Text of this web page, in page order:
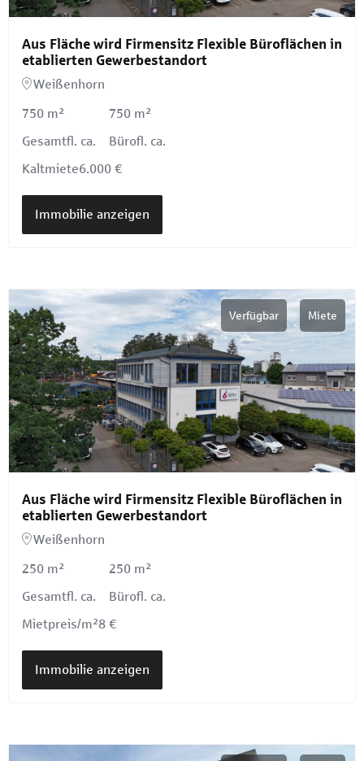
Aus Fläche wird Firmensitz Flexible Büroflächen in
etablierten Gewerbestandort
Weißenhorn
750 m²
Gesamtfl. ca.
750 m²
Bürofl. ca.
Kaltmiete6.000 €
Immobilie anzeigen
Verfügbar Miete
Aus Fläche wird Firmensitz Flexible Büroflächen in
etablierten Gewerbestandort
Weißenhorn
250 m²
Gesamtfl. ca.
250 m²
Bürofl. ca.
Mietpreis/m²8 €
Immobilie anzeigen